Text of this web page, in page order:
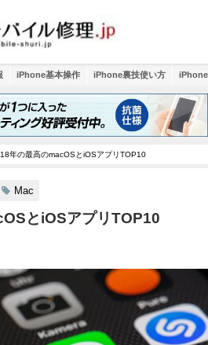
iPhone基本操作 iPhone裏技使い方
年の最高のmacOSとiOSアプリTOP10
Mac
とiOSアプリTOP10